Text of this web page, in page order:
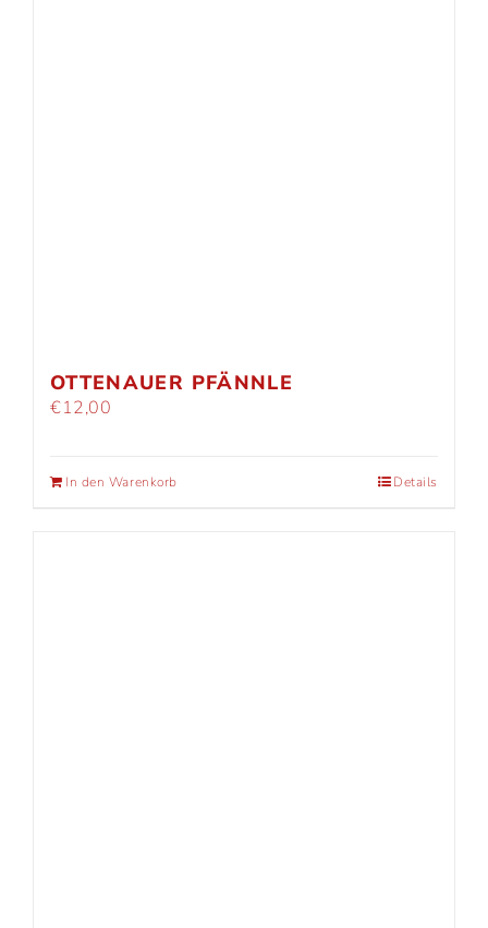
OTTENAUER PFÄNNLE
€12,00
In den Warenkorb Details